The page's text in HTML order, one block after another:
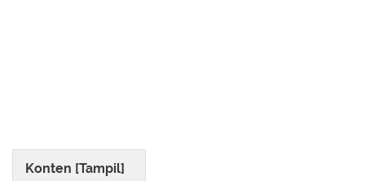
Konten [Tampil]